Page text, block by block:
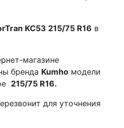
KC53 215/75 R16 в
магазине
бренда Kumho модели
215/75 R16.
для уточнения